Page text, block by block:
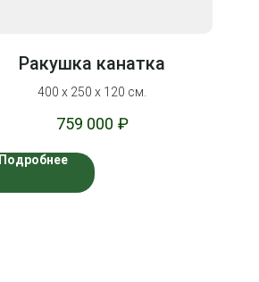
Ракушка канатка
400 х 250 х 120 см.
759 000 ₽
Подробнее